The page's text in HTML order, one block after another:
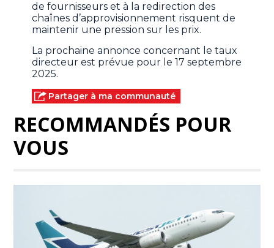
de fournisseurs et à la redirection des
chaînes d’approvisionnement risquent de
maintenir une pression sur les prix.
La prochaine annonce concernant le taux
directeur est prévue pour le 17 septembre
2025.
Partager à ma communauté
RECOMMANDÉS POUR
VOUS